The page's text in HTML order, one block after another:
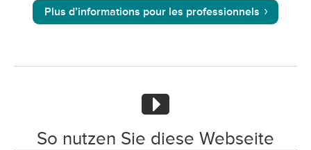
Plus d’informations pour les professionnels
So nutzen Sie diese Webseite